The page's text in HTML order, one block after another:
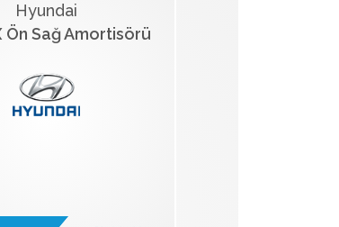
Hyundai
Ön Sağ Amortisörü